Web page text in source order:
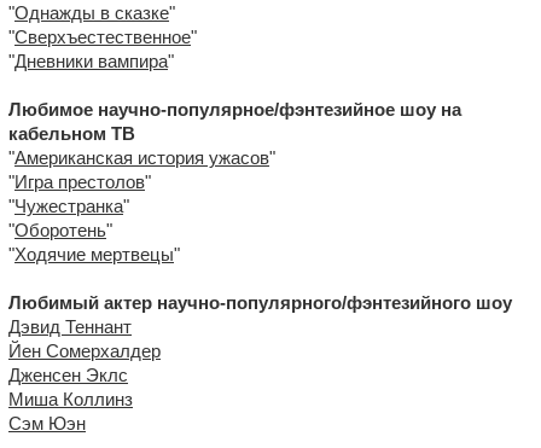
"Однажды в сказке"
"Сверхъестественное"
"Дневники вампира"
Любимое научно-популярное/фэнтезийное шоу на
кабельном ТВ
"Американская история ужасов"
"Игра престолов"
"Чужестранка"
"Оборотень"
"Ходячие мертвецы"
Любимый актер научно-популярного/фэнтезийного шоу
Дэвид Теннант
Йен Сомерхалдер
Дженсен Эклс
Миша Коллинз
Сэм Юэн